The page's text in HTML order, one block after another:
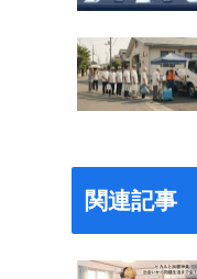
関連記事